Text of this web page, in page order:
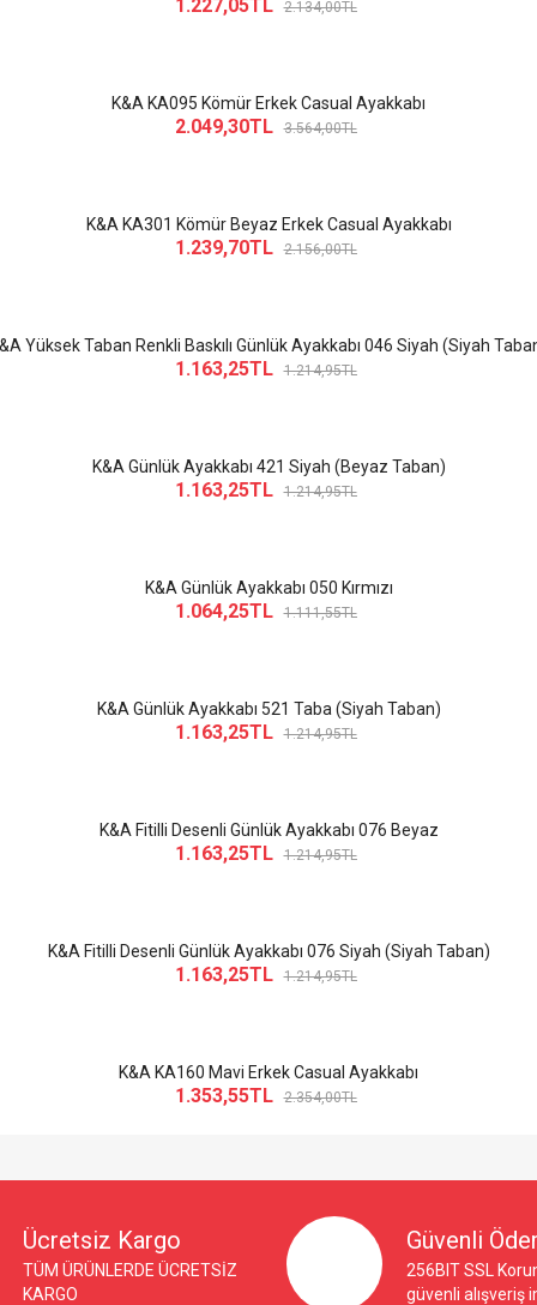
1.227,05TL 2.134,00TL
K&A KA095 Kömür Erkek Casual Ayakkabı
2.049,30TL 3.564,00TL
K&A KA301 Kömür Beyaz Erkek Casual Ayakkabı
1.239,70TL 2.156,00TL
Yüksek Taban Renkli Baskılı Günlük Ayakkabı 046 Siyah (Siyah
1.163,25TL 1.214,95TL
K&A Günlük Ayakkabı 421 Siyah (Beyaz Taban)
1.163,25TL 1.214,95TL
K&A Günlük Ayakkabı 050 Kırmızı
1.064,25TL 1.111,55TL
K&A Günlük Ayakkabı 521 Taba (Siyah Taban)
1.163,25TL 1.214,95TL
K&A Fitilli Desenli Günlük Ayakkabı 076 Beyaz
1.163,25TL 1.214,95TL
K&A Fitilli Desenli Günlük Ayakkabı 076 Siyah (Siyah Taban)
1.163,25TL 1.214,95TL
K&A KA160 Mavi Erkek Casual Ayakkabı
1.353,55TL 2.354,00TL
Ücretsiz Kargo
TÜM ÜRÜNLERDE ÜCRETSİZ
KARGO
Güvenli
256BIT SSL
güvenli alışveriş